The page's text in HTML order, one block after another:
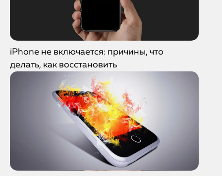
iPhone не включается: причины, что
делать, как восстановить